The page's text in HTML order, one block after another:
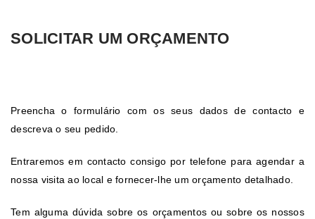
SOLICITAR UM ORÇAMENTO
Preencha o formulário com os seus dados de contacto e
descreva o seu pedido.
Entraremos em contacto consigo por telefone para agendar a
nossa visita ao local e fornecer-lhe um orçamento detalhado.
Tem alguma dúvida sobre os orçamentos ou sobre os nossos